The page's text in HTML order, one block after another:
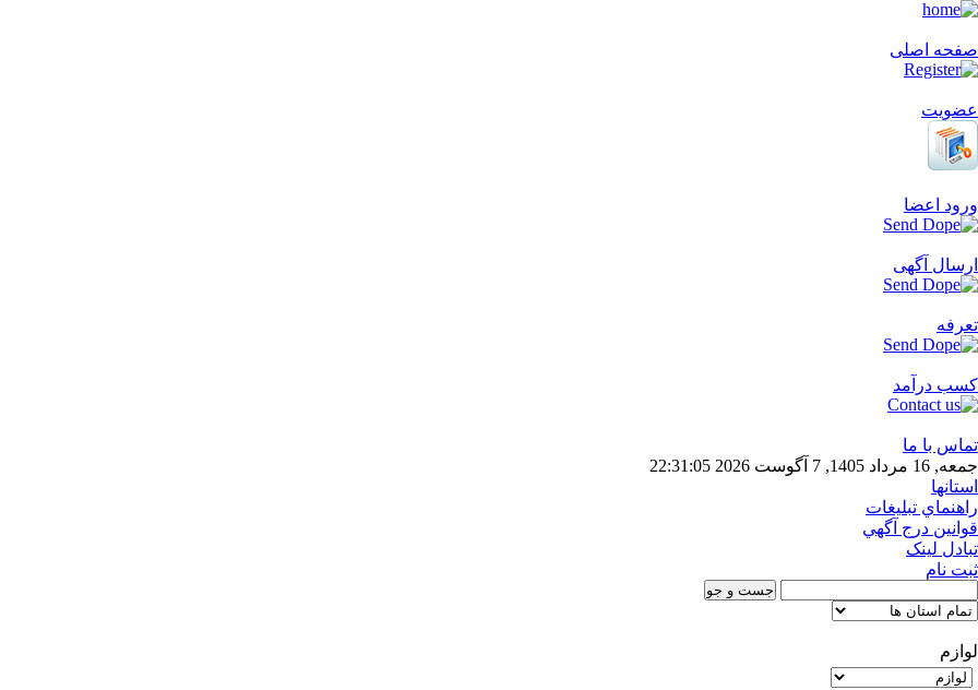
صفحه اصلی
عضویت
ورود اعضا
ارسال آگهی
تعرفه
کسب درآمد
تماس با ما
جمعه, 16 مرداد 1405, 7 آگوست 2026
22:31 :05
استانها
راهنماي تبليغات
قوانين درج آگهي
تبادل لینک
ثبت نام
لوازم